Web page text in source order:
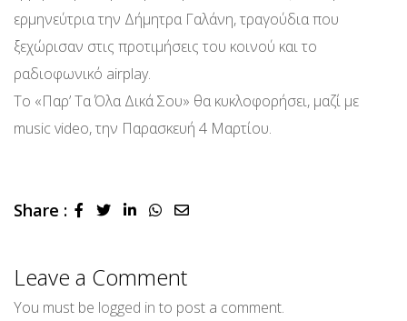
ερμηνεύτρια την Δήμητρα Γαλάνη, τραγούδια που
ξεχώρισαν στις προτιμήσεις του κοινού και το
ραδιοφωνικό airplay.
Το «Παρ’ Τα Όλα Δικά Σου» θα κυκλοφορήσει, μαζί με
music video, την Παρασκευή 4 Μαρτίου.
Share : LinkedInWhatsapp
Share
Leave a Comment
You must be logged in to post a comment.